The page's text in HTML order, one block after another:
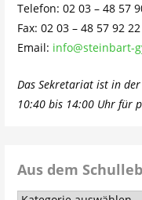
Telefon: 02 03 – 48 57
Fax: 02 03 – 48 57 92 22
Email: info@steinbart-
Das Sekretariat ist in
10:40 bis 14:00 Uhr für
Aus dem